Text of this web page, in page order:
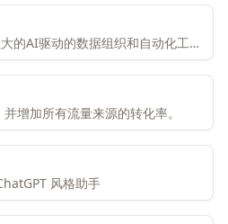
的AI驱动的数据组织和自动化工
面和集成能力简化个人和企业的
产力需求。
增加所有流量来源的转化率。
风格助手